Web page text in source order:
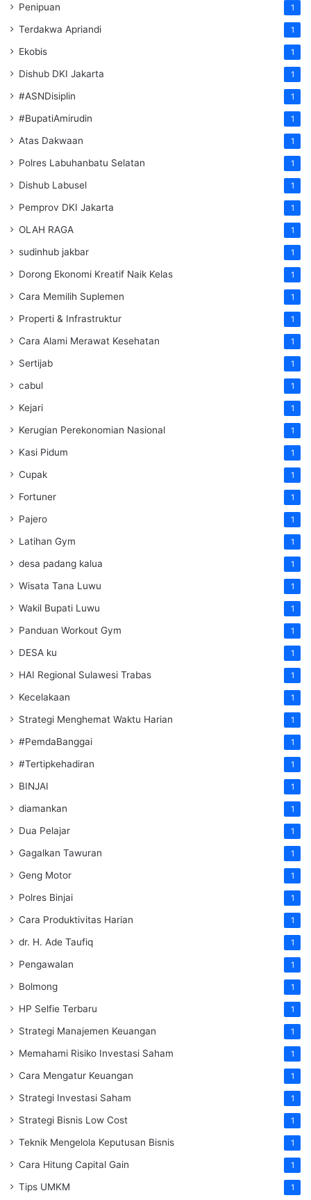
Penipuan 1
Terdakwa Apriandi 1
Ekobis 1
Dishub DKI Jakarta 1
#ASNDisiplin 1
#BupatiAmirudin 1
Atas Dakwaan 1
Polres Labuhanbatu Selatan 1
Dishub Labusel 1
Pemprov DKI Jakarta 1
OLAH RAGA 1
sudinhub jakbar 1
Dorong Ekonomi Kreatif Naik Kelas 1
Cara Memilih Suplemen 1
Properti & Infrastruktur 1
Cara Alami Merawat Kesehatan 1
Sertijab 1
cabul 1
Kejari 1
Kerugian Perekonomian Nasional 1
Kasi Pidum 1
Cupak 1
Fortuner 1
Pajero 1
Latihan Gym 1
desa padang kalua 1
Wisata Tana Luwu 1
Wakil Bupati Luwu 1
Panduan Workout Gym 1
DESA ku 1
HAI Regional Sulawesi Trabas 1
Kecelakaan 1
Strategi Menghemat Waktu Harian 1
#PemdaBanggai 1
#Tertipkehadiran 1
BINJAI 1
diamankan 1
Dua Pelajar 1
Gagalkan Tawuran 1
Geng Motor 1
Polres Binjai 1
Cara Produktivitas Harian 1
dr. H. Ade Taufiq 1
Pengawalan 1
Bolmong 1
HP Selfie Terbaru 1
Strategi Manajemen Keuangan 1
Memahami Risiko Investasi Saham 1
Cara Mengatur Keuangan 1
Strategi Investasi Saham 1
Strategi Bisnis Low Cost 1
Teknik Mengelola Keputusan Bisnis 1
Cara Hitung Capital Gain 1
Tips UMKM 1